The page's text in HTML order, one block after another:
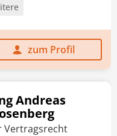
zum Profil
Andreas
Vertragsrecht